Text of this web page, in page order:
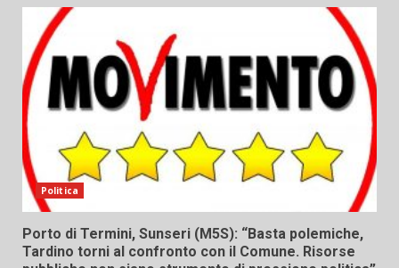
Politica
Porto di Termini, Sunseri (M5S): “Basta polemiche,
Tardino torni al confronto con il Comune. Risorse